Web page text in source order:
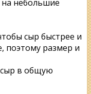
на небольшие
сыр быстрее и
поэтому размер и
сыр в общую